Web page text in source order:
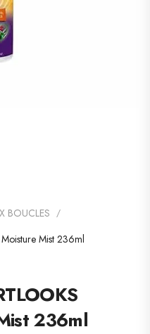
BOUCLES /
Mist 236ml
236ml